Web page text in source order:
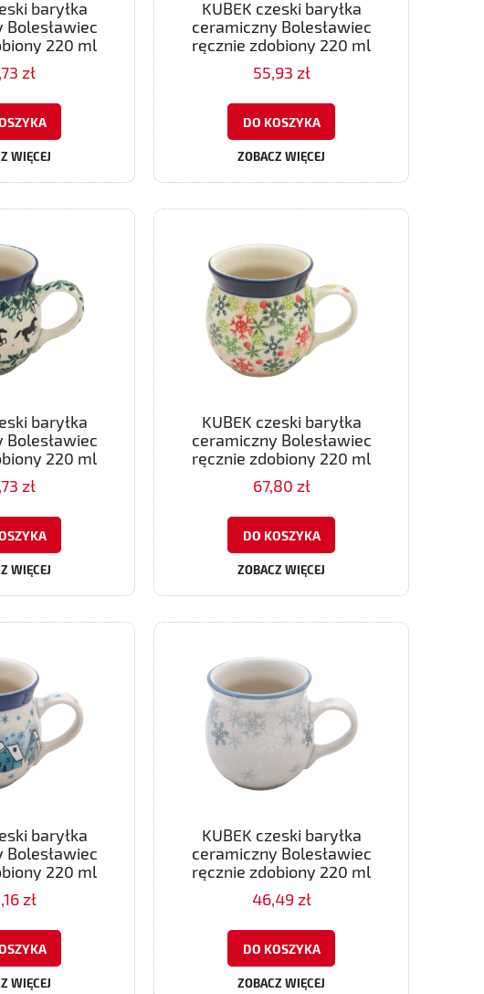
baryłka
Bolesławiec
220 ml
zł
WIĘCEJ
KUBEK czeski baryłka
ceramiczny Bolesławiec
ręcznie zdobiony 220 ml
55,93 zł
DO KOSZYKA
ZOBACZ WIĘCEJ
baryłka
Bolesławiec
220 ml
zł
WIĘCEJ
KUBEK czeski baryłka
ceramiczny Bolesławiec
ręcznie zdobiony 220 ml
67,80 zł
DO KOSZYKA
ZOBACZ WIĘCEJ
baryłka
Bolesławiec
220 ml
zł
WIĘCEJ
KUBEK czeski baryłka
ceramiczny Bolesławiec
ręcznie zdobiony 220 ml
46,49 zł
DO KOSZYKA
ZOBACZ WIĘCEJ